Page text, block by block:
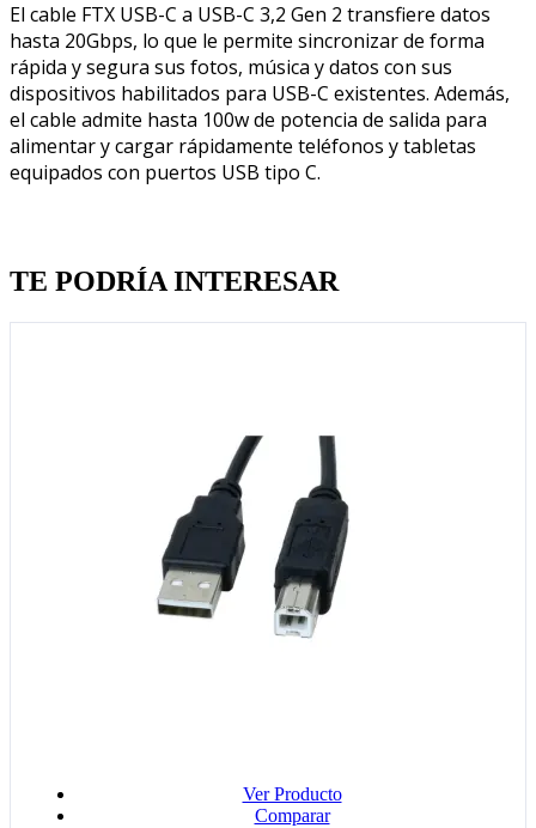
El cable FTX USB-C a USB-C 3,2 Gen 2 transfiere datos
hasta 20Gbps, lo que le permite sincronizar de forma
rápida y segura sus fotos, música y datos con sus
dispositivos habilitados para USB-C existentes. Además,
el cable admite hasta 100w de potencia de salida para
alimentar y cargar rápidamente teléfonos y tabletas
equipados con puertos USB tipo C.
TE PODRÍA INTERESAR
Ver Producto
Comparar